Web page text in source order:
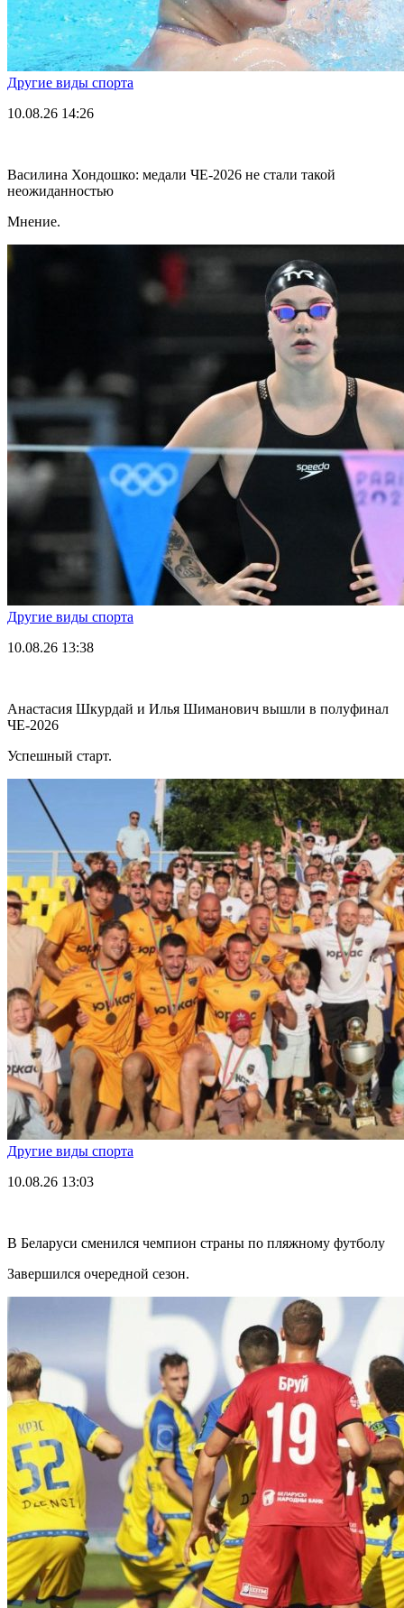
Другие виды спорта
10.08.26 14:26
Василина Хондошко: медали ЧЕ-2026 не стали такой
неожиданностью
Мнение.
Другие виды спорта
10.08.26 13:38
Анастасия Шкурдай и Илья Шиманович вышли в полуфинал
ЧЕ-2026
Успешный старт.
Другие виды спорта
10.08.26 13:03
В Беларуси сменился чемпион страны по пляжному футболу
Завершился очередной сезон.